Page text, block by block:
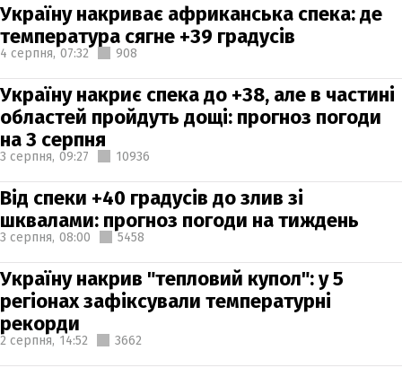
Україну накриває африканська спека: де
температура сягне +39 градусів
4 серпня, 07:32 908
Україну накриє спека до +38, але в частині
областей пройдуть дощі: прогноз погоди
на 3 серпня
3 серпня, 09:27 10936
Від спеки +40 градусів до злив зі
шквалами: прогноз погоди на тиждень
3 серпня, 08:00 5458
Україну накрив "тепловий купол": у 5
регіонах зафіксували температурні
рекорди
2 серпня, 14:52 3662